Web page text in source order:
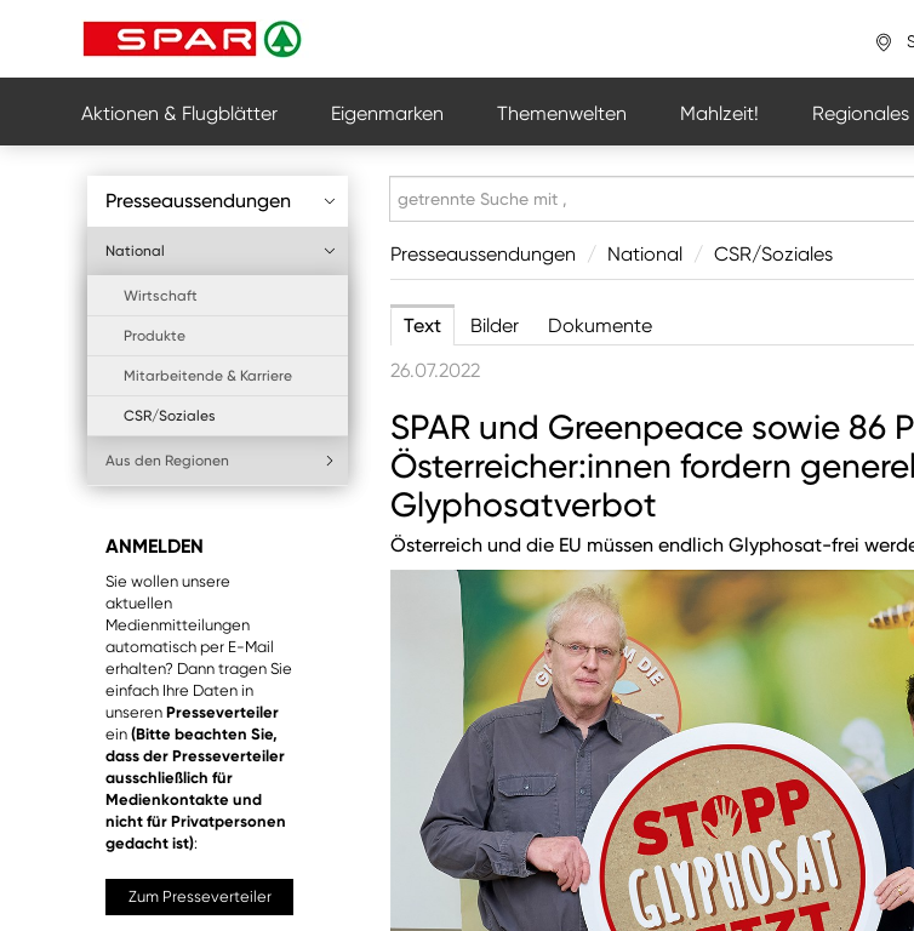
Aktionen & Flugblätter Eigenmarken Themenwelten Mahlzeit! Regionales
Presseaussendungen
National
Wirtschaft
Produkte
Mitarbeitende & Karriere
CSR/Soziales
Aus den Regionen
ANMELDEN
Sie wollen unsere
aktuellen
Medienmitteilungen
automatisch per E-Mail
erhalten? Dann tragen Sie
einfach Ihre Daten in
unseren Presseverteiler
ein (Bitte beachten Sie,
dass der Presseverteiler
ausschließlich für
Medienkontakte und
nicht für Privatpersonen
gedacht ist):
Zum Presseverteiler
Presseaussendungen / National / CSR/Soziales
Text Bilder
Dokumente
26.07.2022
SPAR und Greenpeace sowie 86
Österreicher:innen fordern
Glyphosatverbot
Österreich und die EU müssen endlich Glyphosat-frei